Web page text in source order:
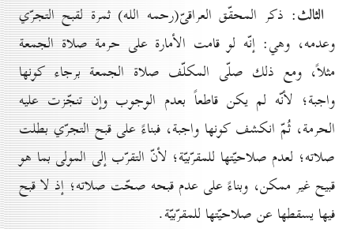
الثالث: ذكر المحقّق العراقىّ(رحمه الله) ثمرة لقبح التجرّي
وعدمه، وهي: إنّه لو قامت الأمارة على حرمة صلاة الجمعة
مثلاً، ومع ذلك صلّى المكلّف صلاة الجمعة برجاء كونها
واجبة؛ لأنّه لم يكن قاطعاً بعدم الوجوب وإن تنجّزت عليه
الحرمة، ثُمّ انكشف كونها واجبة، فبناءً على قبح التجرّي بطلت
صلاته؛ لعدم صلاحيّتها للمقرّبيّة؛ لأنّ التقرّب إلى المولى بما هو
قبيح غير ممكن، وبناءً على عدم قبحه صحّت صلاته؛ إذ لا قبح
فيها يسقطها عن صلاحيّتها للمقرّبيّة.